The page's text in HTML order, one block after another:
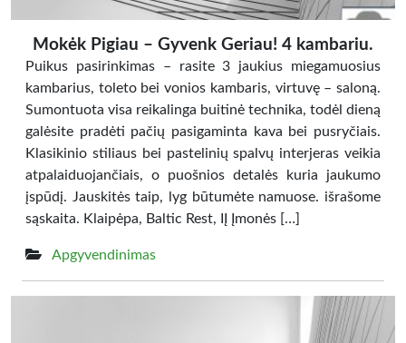
Mokėk Pigiau – Gyvenk Geriau! 4 kambariu.
Puikus pasirinkimas – rasite 3 jaukius miegamuosius
kambarius, toleto bei vonios kambaris, virtuvę – saloną.
Sumontuota visa reikalinga buitinė technika, todėl dieną
galėsite pradėti pačių pasigaminta kava bei pusryčiais.
Klasikinio stiliaus bei pastelinių spalvų interjeras veikia
atpalaiduojančiais, o puošnios detalės kuria jaukumo
įspūdį. Jauskitės taip, lyg būtumėte namuose. išrašome
sąskaita. Klaipėpa, Baltic Rest, IĮ Įmonės […]
Apgyvendinimas